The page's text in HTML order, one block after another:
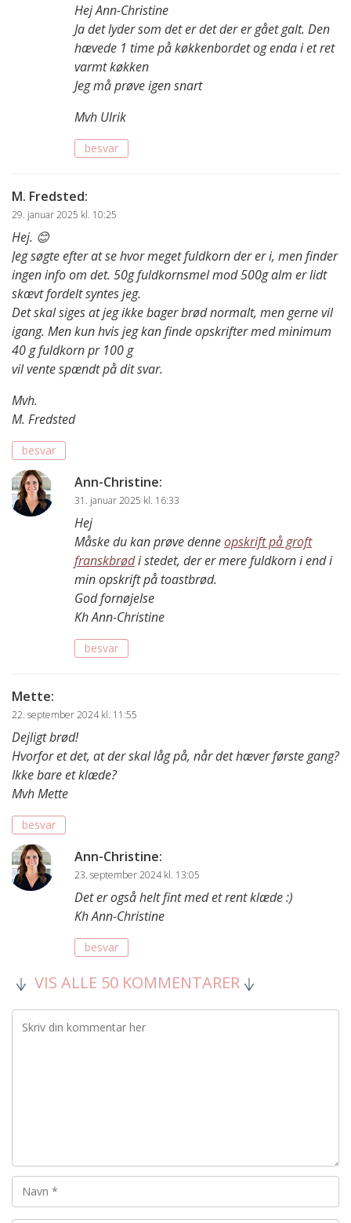
Hej Ann-Christine
Ja det lyder som det er det der er gået galt. Den
hævede 1 time på køkkenbordet og enda i et ret
varmt køkken
Jeg må prøve igen snart
Mvh Ulrik
besvar
M. Fredsted:
29. januar 2025 kl. 10:25
Hej. 😊
Jeg søgte efter at se hvor meget fuldkorn der er i, men finder
ingen info om det. 50g fuldkornsmel mod 500g alm er lidt
skævt fordelt syntes jeg.
Det skal siges at jeg ikke bager brød normalt, men gerne vil
igang. Men kun hvis jeg kan finde opskrifter med minimum
40 g fuldkorn pr 100 g
vil vente spændt på dit svar.
Mvh.
M. Fredsted
besvar
Ann-Christine:
31. januar 2025 kl. 16:33
Hej
Måske du kan prøve denneopskrift på groft
franskbrødi stedet, der er mere fuldkorn i end i
min opskrift på toastbrød.
God fornøjelse
Kh Ann-Christine
besvar
Mette:
22. september 2024 kl. 11:55
Dejligt brød!
Hvorfor et det, at der skal låg på, når det hæver første gang?
Ikke bare et klæde?
Mvh Mette
besvar
Ann-Christine:
23. september 2024 kl. 13:05
Det er også helt fint med et rent klæde :)
Kh Ann-Christine
besvar
VIS ALLE 50 KOMMENTARER